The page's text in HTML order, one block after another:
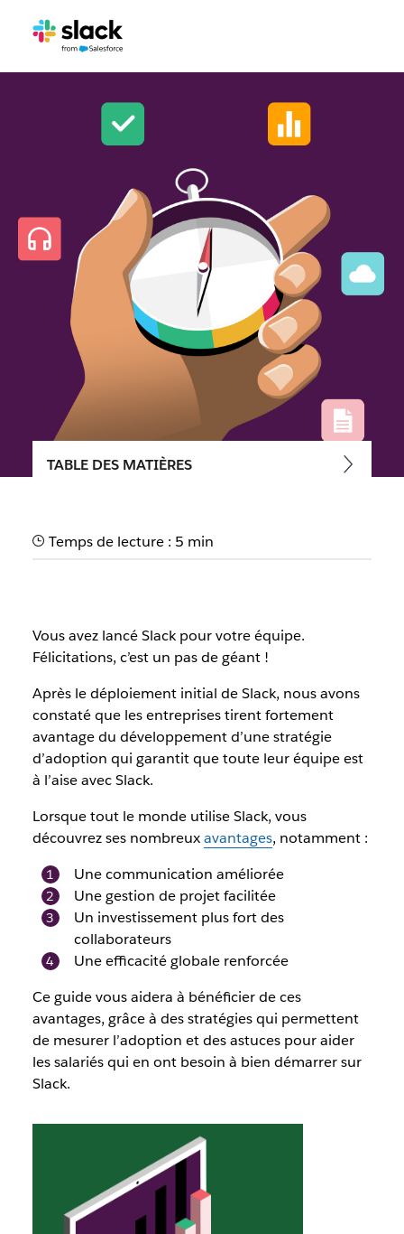
équipe à adopter Slack
TABLE DES MATIÈRES
Temps de lecture : 5 min
Vous avez lancé Slack pour votre équipe.
Félicitations, c’est un pas de géant !
Après le déploiement initial de Slack, nous avons
constaté que les entreprises tirent fortement
avantage du développement d’une stratégie
d’adoption qui garantit que toute leur équipe est
à l’aise avec Slack.
Lorsque tout le monde utilise Slack, vous
découvrez ses nombreuxavantages, notamment :
Une communication améliorée
Une gestion de projet facilitée
Un investissement plus fort des
collaborateurs
Une efficacité globale renforcée
Ce guide vous aidera à bénéficier de ces
avantages, grâce à des stratégies qui permettent
de mesurer l’adoption et des astuces pour aider
les salariés qui en ont besoin à bien démarrer sur
Slack.